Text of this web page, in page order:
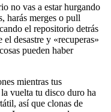
no vas a estar hurgando
harás merges o pull
el repositorio detrás
desastre y «recuperas»
pueden haber
mientras tus
vuelta tu disco duro ha
así que clonas de